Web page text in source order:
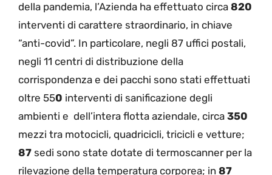
della pandemia, l’Azienda ha effettuato circa 820
interventi di carattere straordinario, in chiave
“anti-covid”. In particolare, negli 87 uffici postali,
negli 11 centri di distribuzione della
corrispondenza e dei pacchi sono stati effettuati
oltre 550 interventi di sanificazione degli
ambienti e dell’intera flotta aziendale, circa 350
mezzi tra motocicli, quadricicli, tricicli e vetture;
87 sedi sono state dotate di termoscanner per la
rilevazione della temperatura corporea; in 87